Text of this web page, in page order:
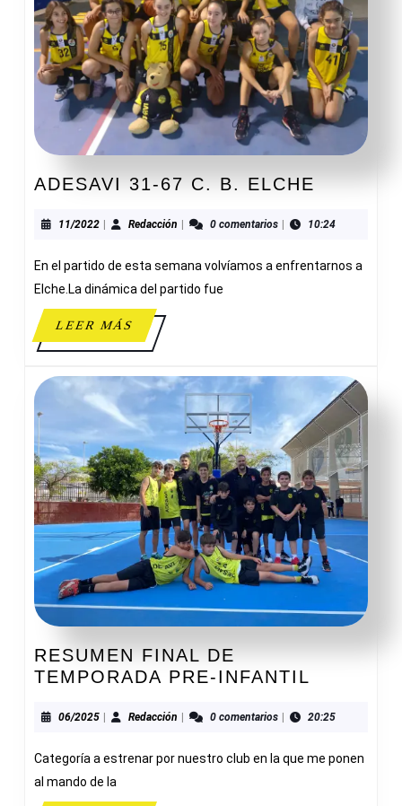
ADESAVI 31-67 C. B. ELCHE
67
B.
11/202211/2022Redacción Redacción0 comentarios 10:24
En el partido de esta semana volvíamos a enfrentarnos a
Elche.La dinámica del partido fue
LEER MÁSLEER
MÁS
RESUMEN FINAL DE
TEMPORADA PRE-INFANTIL
DE
PRE-
06/202506/2025Redacción Redacción0 comentarios 20:25
Categoría a estrenar por nuestro club en la que me ponen
al mando de la